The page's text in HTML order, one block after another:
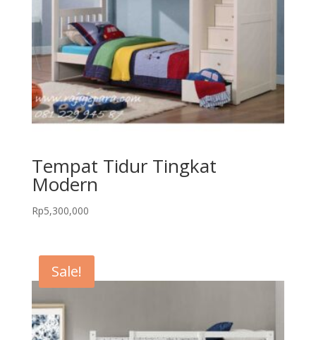
Tempat Tidur Tingkat
Modern
Rp5,300,000
Sale!